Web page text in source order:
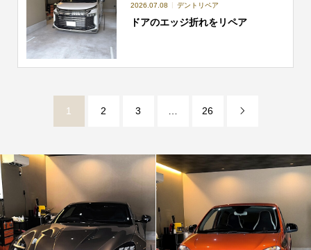
2026.07.08 デントリペア
ドアのエッジ折れをリペア
1 2 3 26 